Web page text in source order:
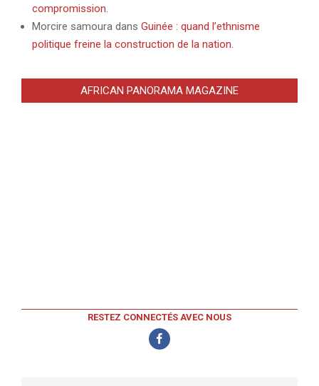
compromission.
Morcire samoura dans Guinée : quand l’ethnisme
politique freine la construction de la nation.
AFRICAN PANORAMA MAGAZINE
RESTEZ CONNECTÉS AVEC NOUS